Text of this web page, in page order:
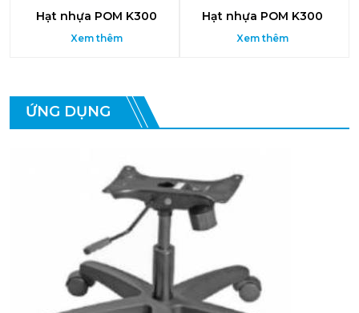
Hạt nhựa POM K300
Xem thêm
Hạt nhựa POM K300
Xem thêm
ỨNG DỤNG